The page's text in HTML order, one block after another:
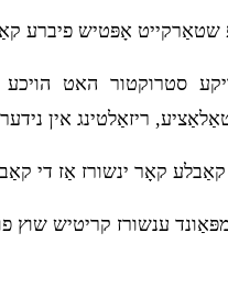
שטיצנדיקע סטרוקטור האט
ענשורז קריטיש שוץ